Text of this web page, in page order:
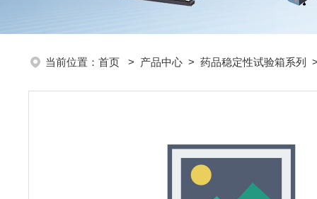
当前位置： 首页 > 产品中心 > 药品稳定性试验箱系列